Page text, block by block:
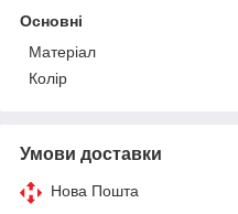
Основні
Матеріал
Колір
Умови доставки
Нова Пошта